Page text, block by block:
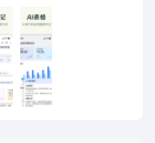
险、申通快递、长龙航空、柳钢
牛、安踏、立白、百丽国际、宇
，覆盖各行各业的标杆客户。钉
动协作，以智能连接价值，让每
快、更强、更具创造力。 你可
开钉钉： 1、「悟空」让AI真正
造价值 【全球首个企业级AI原